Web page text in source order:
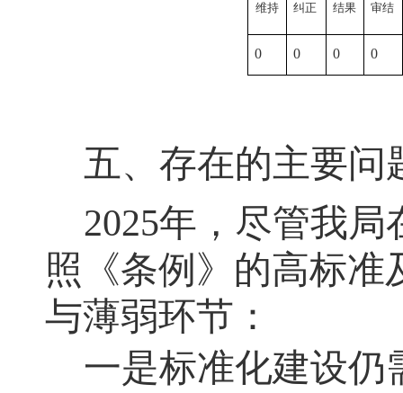
维持
纠正
结果
审结
0 0 0 0
五、 存在的主要问
2025年 ， 尽管我局
照《条例》的高标准
与薄弱环节：
一是标准化建设仍